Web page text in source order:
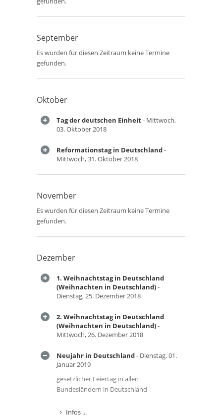
September
Es wurden für diesen Zeitraum keine Termine
gefunden.
Oktober
Tag der deutschen Einheit- Mittwoch,
03. Oktober 2018
Reformationstag in Deutschland-
Mittwoch, 31. Oktober 2018
November
Es wurden für diesen Zeitraum keine Termine
gefunden.
Dezember
1. Weihnachtstag in Deutschland
(Weihnachten in Deutschland)-
Dienstag, 25. Dezember 2018
2. Weihnachtstag in Deutschland
(Weihnachten in Deutschland)-
Mittwoch, 26. Dezember 2018
Neujahr in Deutschland- Dienstag, 01.
Januar 2019
gesetzlicher Feiertag in allen
Bundesländern in Deutschland
Infos ...